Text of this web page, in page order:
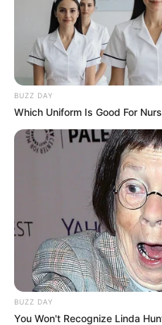
Serem! 9 Chat Ojek
Pelanggan Ini Bikin
Merinding
Bikin Ngakak, 10 Potret
Cosplay Murah Pakai
Seadanya
BUZZ DAY
Which Uniform Is Good For
BUZZ DAY
You Won't Recognize Linda